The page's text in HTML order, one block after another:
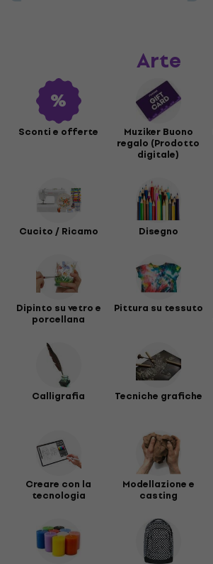
Arte
Sconti e offerte Muziker Buono
regalo (Prodotto
digitale)
Cucito / Ricamo Disegno
Dipinto su vetro e
porcellana
Pittura su tessuto
Calligrafia Tecniche grafiche
Creare con la
tecnologia
Modellazione e
casting